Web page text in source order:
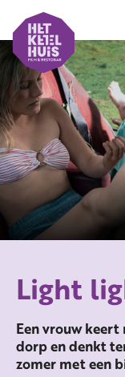
Light
Een vrouw keert
dorp en denkt
zomer met een